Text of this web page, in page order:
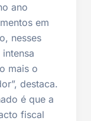
ano
em
nesses
mais o
destaca.
é que a
fiscal